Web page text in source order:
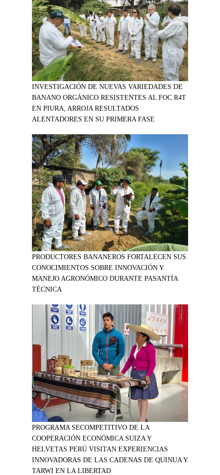
INVESTIGACIÓN DE NUEVAS VARIEDADES DE
BANANO ORGÁNICO RESISTENTES AL FOC R4T
EN PIURA, ARROJA RESULTADOS
ALENTADORES EN SU PRIMERA FASE
PRODUCTORES BANANEROS FORTALECEN SUS
CONOCIMIENTOS SOBRE INNOVACIÓN Y
MANEJO AGRONÓMICO DURANTE PASANTÍA
TÉCNICA
PROGRAMA SECOMPETITIVO DE LA
COOPERACIÓN ECONÓMICA SUIZA Y
HELVETAS PERÚ VISITAN EXPERIENCIAS
INNOVADORAS DE LAS CADENAS DE QUINUA Y
TARWI EN LA LIBERTAD